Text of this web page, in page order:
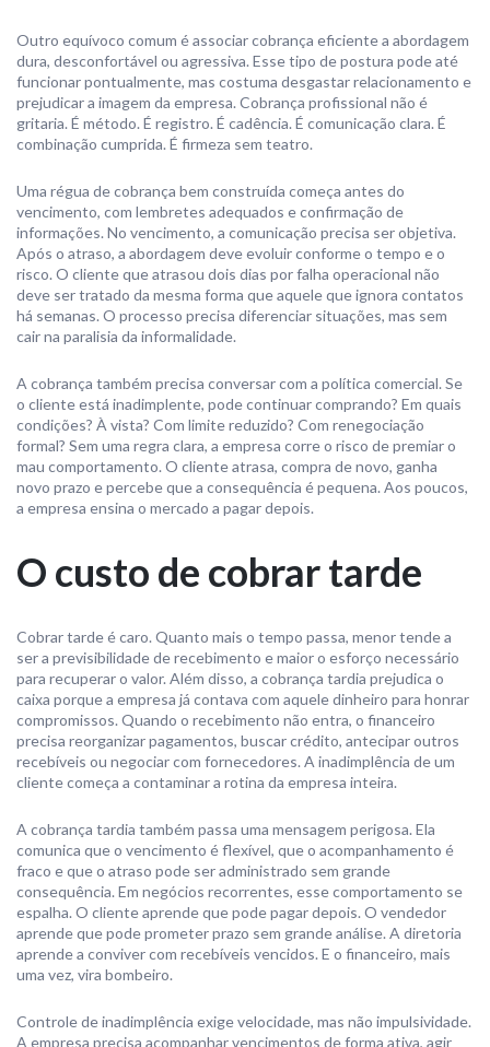
Outro equívoco comum é associar cobrança eficiente a abordagem
dura, desconfortável ou agressiva. Esse tipo de postura pode até
funcionar pontualmente, mas costuma desgastar relacionamento e
prejudicar a imagem da empresa. Cobrança profissional não é
gritaria. É método. É registro. É cadência. É comunicação clara. É
combinação cumprida. É firmeza sem teatro.
Uma régua de cobrança bem construída começa antes do
vencimento, com lembretes adequados e confirmação de
informações. No vencimento, a comunicação precisa ser objetiva.
Após o atraso, a abordagem deve evoluir conforme o tempo e o
risco. O cliente que atrasou dois dias por falha operacional não
deve ser tratado da mesma forma que aquele que ignora contatos
há semanas. O processo precisa diferenciar situações, mas sem
cair na paralisia da informalidade.
A cobrança também precisa conversar com a política comercial. Se
o cliente está inadimplente, pode continuar comprando? Em quais
condições? À vista? Com limite reduzido? Com renegociação
formal? Sem uma regra clara, a empresa corre o risco de premiar o
mau comportamento. O cliente atrasa, compra de novo, ganha
novo prazo e percebe que a consequência é pequena. Aos poucos,
a empresa ensina o mercado a pagar depois.
O custo de cobrar tarde
Cobrar tarde é caro. Quanto mais o tempo passa, menor tende a
ser a previsibilidade de recebimento e maior o esforço necessário
para recuperar o valor. Além disso, a cobrança tardia prejudica o
caixa porque a empresa já contava com aquele dinheiro para honrar
compromissos. Quando o recebimento não entra, o financeiro
precisa reorganizar pagamentos, buscar crédito, antecipar outros
recebíveis ou negociar com fornecedores. A inadimplência de um
cliente começa a contaminar a rotina da empresa inteira.
A cobrança tardia também passa uma mensagem perigosa. Ela
comunica que o vencimento é flexível, que o acompanhamento é
fraco e que o atraso pode ser administrado sem grande
consequência. Em negócios recorrentes, esse comportamento se
espalha. O cliente aprende que pode pagar depois. O vendedor
aprende que pode prometer prazo sem grande análise. A diretoria
aprende a conviver com recebíveis vencidos. E o financeiro, mais
uma vez, vira bombeiro.
Controle de inadimplência exige velocidade, mas não impulsividade.
A empresa precisa acompanhar vencimentos de forma ativa, agir